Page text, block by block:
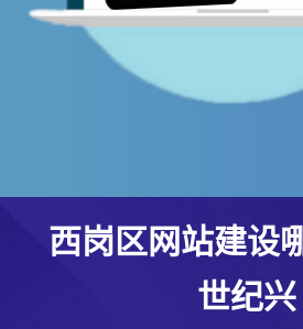
西岗区网站建设
世纪兴